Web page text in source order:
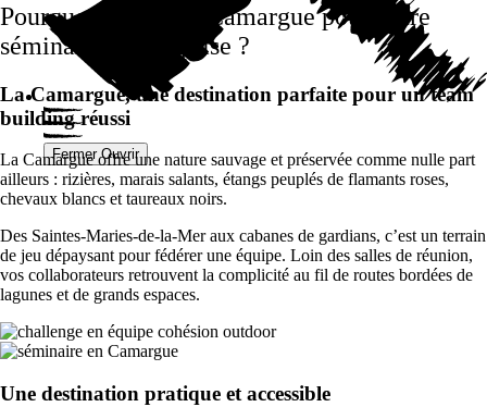
FermerOuvrir
Pourquoi choisir la Camargue pour votre
séminaire d'entreprise ?
La Camargue, une destination parfaite pour un team
building réussi
La Camargue offre une nature sauvage et préservée comme nulle part
ailleurs : rizières, marais salants, étangs peuplés de flamants roses,
chevaux blancs et taureaux noirs.
Des Saintes-Maries-de-la-Mer aux cabanes de gardians, c’est un terrain
de jeu dépaysant pour fédérer une équipe. Loin des salles de réunion,
vos collaborateurs retrouvent la complicité au fil de routes bordées de
lagunes et de grands espaces.
Une destination pratique et accessible